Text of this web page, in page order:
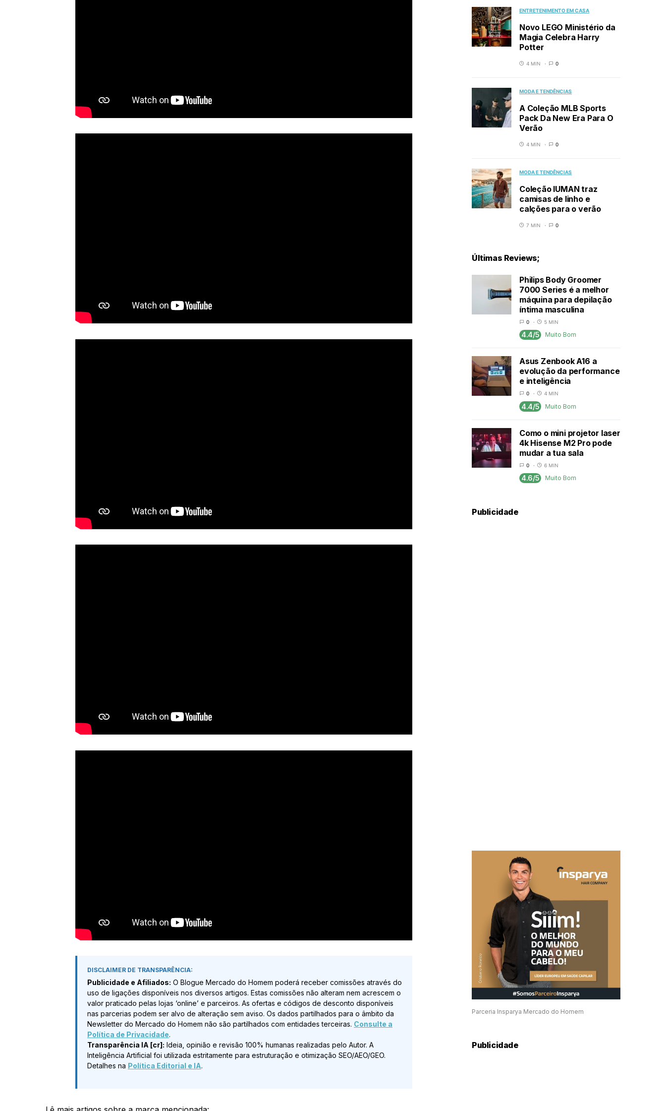
DISCLAIMER DE TRANSPARÊNCIA:
Publicidade e Afiliados: O Blogue Mercado do Homem poderá receber comissões através do
uso de ligações disponíveis nos diversos artigos. Estas comissões não alteram nem acrescem o
valor praticado pelas lojas ‘online’ e parceiros. As ofertas e códigos de desconto disponíveis
nas parcerias podem ser alvo de alteração sem aviso. Os dados partilhados para o âmbito da
Newsletter do Mercado do Homem não são partilhados com entidades terceiras. Consulte a
Política de Privacidade.
Transparência IA [cr]: Ideia, opinião e revisão 100% humanas realizadas pelo Autor. A
Inteligência Artificial foi utilizada estritamente para estruturação e otimização SEO/AEO/GEO.
Detalhes na Política Editorial e IA.
ENTRETENIMENTO EM CASA
Novo LEGO Ministério da
Magia Celebra Harry
Potter
4 MIN 0
MODA E TENDÊNCIAS
A Coleção MLB Sports
Pack Da New Era Para O
Verão
4 MIN 0
MODA E TENDÊNCIAS
Coleção IUMAN traz
camisas de linho e
calções para o verão
7 MIN 0
Últimas Reviews;
Philips Body Groomer
7000 Series é a melhor
máquina para depilação
íntima masculina
0 5 MIN
4.4/5 Muito Bom
Asus Zenbook A16 a
evolução da performance
e inteligência
0 4 MIN
4.4/5 Muito Bom
Como o mini projetor laser
4k Hisense M2 Pro pode
mudar a tua sala
0 6 MIN
4.6/5 Muito Bom
Publicidade
Parceria Insparya Mercado do Homem
Publicidade